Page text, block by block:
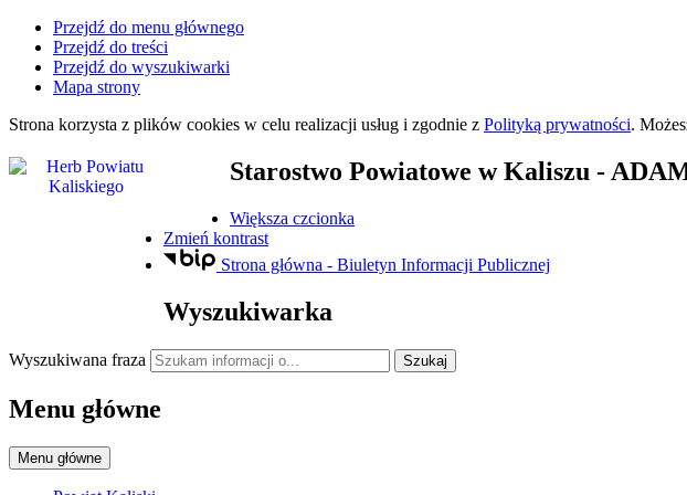
Przejdź do menu głównego
Przejdź do treści
Przejdź do wyszukiwarki
Mapa strony
Strona korzysta z plików cookies w celu realizacji usług i zgodnie z Polityką prywatności.
Starostwo Powiatowe w Kaliszu -
Większa czcionka
Zmień kontrast
Strona główna - Biuletyn Informacji Publicznej
Wyszukiwarka
Wyszukiwana fraza Szukaj
Menu główne
Menu główne